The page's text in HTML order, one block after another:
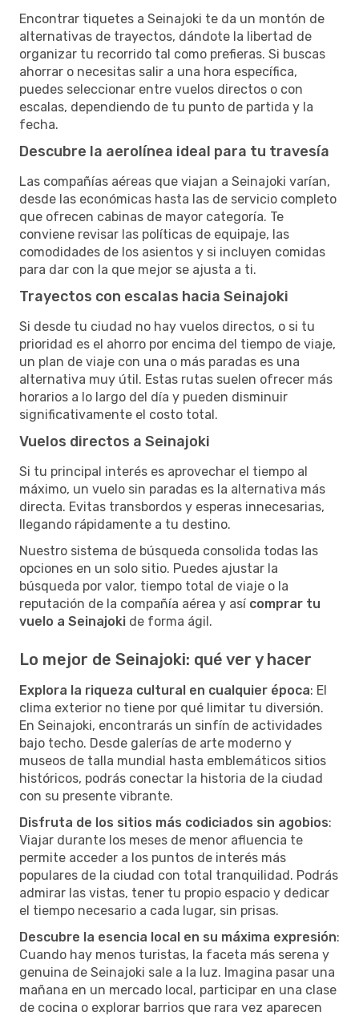
Encontrar tiquetes a Seinajoki te da un montón de
alternativas de trayectos, dándote la libertad de
organizar tu recorrido tal como prefieras. Si buscas
ahorrar o necesitas salir a una hora específica,
puedes seleccionar entre vuelos directos o con
escalas, dependiendo de tu punto de partida y la
fecha.
Descubre la aerolínea ideal para tu travesía
Las compañías aéreas que viajan a Seinajoki varían,
desde las económicas hasta las de servicio completo
que ofrecen cabinas de mayor categoría. Te
conviene revisar las políticas de equipaje, las
comodidades de los asientos y si incluyen comidas
para dar con la que mejor se ajusta a ti.
Trayectos con escalas hacia Seinajoki
Si desde tu ciudad no hay vuelos directos, o si tu
prioridad es el ahorro por encima del tiempo de viaje,
un plan de viaje con una o más paradas es una
alternativa muy útil. Estas rutas suelen ofrecer más
horarios a lo largo del día y pueden disminuir
significativamente el costo total.
Vuelos directos a Seinajoki
Si tu principal interés es aprovechar el tiempo al
máximo, un vuelo sin paradas es la alternativa más
directa. Evitas transbordos y esperas innecesarias,
llegando rápidamente a tu destino.
Nuestro sistema de búsqueda consolida todas las
opciones en un solo sitio. Puedes ajustar la
búsqueda por valor, tiempo total de viaje o la
reputación de la compañía aérea y así comprar tu
vuelo a Seinajoki de forma ágil.
Lo mejor de Seinajoki: qué ver y hacer
Explora la riqueza cultural en cualquier época: El
clima exterior no tiene por qué limitar tu diversión.
En Seinajoki, encontrarás un sinfín de actividades
bajo techo. Desde galerías de arte moderno y
museos de talla mundial hasta emblemáticos sitios
históricos, podrás conectar la historia de la ciudad
con su presente vibrante.
Disfruta de los sitios más codiciados sin agobios:
Viajar durante los meses de menor afluencia te
permite acceder a los puntos de interés más
populares de la ciudad con total tranquilidad. Podrás
admirar las vistas, tener tu propio espacio y dedicar
el tiempo necesario a cada lugar, sin prisas.
Descubre la esencia local en su máxima expresión:
Cuando hay menos turistas, la faceta más serena y
genuina de Seinajoki sale a la luz. Imagina pasar una
mañana en un mercado local, participar en una clase
de cocina o explorar barrios que rara vez aparecen